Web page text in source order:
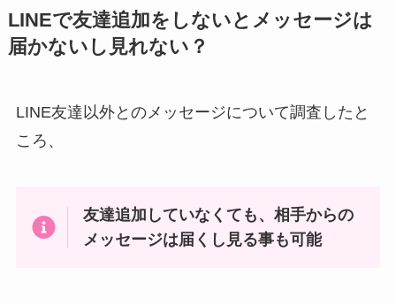
LINEで友達追加をしないとメッセージは
届かないし見れない？
LINE友達以外とのメッセージについて調査したと
ころ、
友達追加していなくても、相手からの
メッセージは届くし見る事も可能